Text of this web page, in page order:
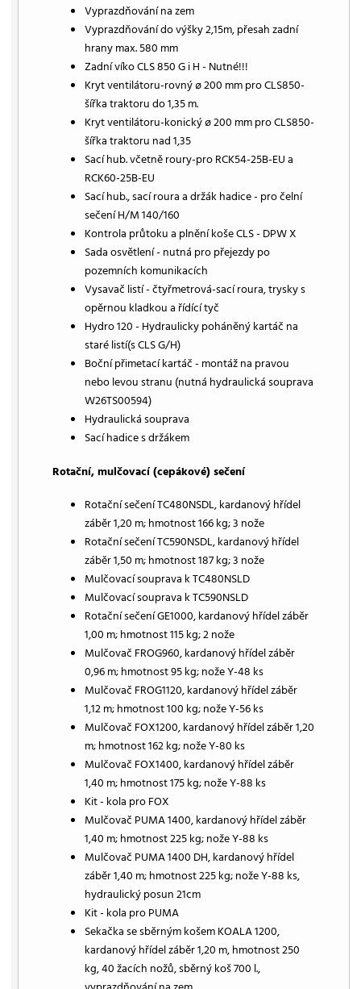
Vyprazdňování na zem
Vyprazdňování do výšky 2,15m, přesah zadní
hrany max. 580 mm
Zadní víko CLS 850 G i H - Nutné!!!
Kryt ventilátoru-rovný ø 200 mm pro CLS850-
šířka traktoru do 1,35 m.
Kryt ventilátoru-konický ø 200 mm pro CLS850-
šířka traktoru nad 1,35
Sací hub. včetně roury-pro RCK54-25B-EU a
RCK60-25B-EU
Sací hub., sací roura a držák hadice - pro čelní
sečení H/M 140/160
Kontrola průtoku a plnění koše CLS - DPW X
Sada osvětlení - nutná pro přejezdy po
pozemních komunikacích
Vysavač listí - čtyřmetrová-sací roura, trysky s
opěrnou kladkou a řídící tyč
Hydro 120 - Hydraulicky poháněný kartáč na
staré listí(s CLS G/H)
Boční přimetací kartáč - montáž na pravou
nebo levou stranu (nutná hydraulická souprava
W26TS00594)
Hydraulická souprava
Sací hadice s držákem
Rotační, mulčovací (cepákové) sečení
Rotační sečení TC480NSDL, kardanový hřídel
záběr 1,20 m; hmotnost 166 kg; 3 nože
Rotační sečení TC590NSDL, kardanový hřídel
záběr 1,50 m; hmotnost 187 kg; 3 nože
Mulčovací souprava k TC480NSLD
Mulčovací souprava k TC590NSLD
Rotační sečení GE1000, kardanový hřídel záběr
1,00 m; hmotnost 115 kg; 2 nože
Mulčovač FROG960, kardanový hřídel záběr
0,96 m; hmotnost 95 kg; nože Y-48 ks
Mulčovač FROG1120, kardanový hřídel záběr
1,12 m; hmotnost 100 kg; nože Y-56 ks
Mulčovač FOX1200, kardanový hřídel záběr 1,20
m; hmotnost 162 kg; nože Y-80 ks
Mulčovač FOX1400, kardanový hřídel záběr
1,40 m; hmotnost 175 kg; nože Y-88 ks
Kit - kola pro FOX
Mulčovač PUMA 1400, kardanový hřídel záběr
1,40 m; hmotnost 225 kg; nože Y-88 ks
Mulčovač PUMA 1400 DH, kardanový hřídel
záběr 1,40 m; hmotnost 225 kg; nože Y-88 ks,
hydraulický posun 21cm
Kit - kola pro PUMA
Sekačka se sběrným košem KOALA 1200,
kardanový hřídel záběr 1,20 m, hmotnost 250
kg, 40 žacích nožů, sběrný koš 700 l.,